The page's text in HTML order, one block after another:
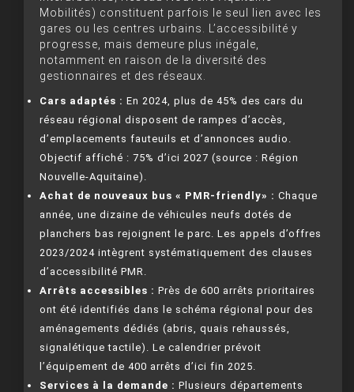
Mobilités) constituent parfois le seul lien avec les
gares ou les centres urbains. L’accessibilité y
progresse, mais demeure plus inégale,
notamment en raison de la diversité des
gestionnaires et des réseaux.
Cars adaptés : En 2024, plus de 45% des cars du
réseau régional disposent de rampes d’accès,
d’emplacements fauteuils et d’annonces audio.
Objectif affiché : 75% d’ici 2027 (source : Région
Nouvelle-Aquitaine).
Achat de nouveaux bus « PMR-friendly» : Chaque
année, une dizaine de véhicules neufs dotés de
planchers bas rejoignent le parc. Les appels d’offres
2023/2024 intègrent systématiquement des clauses
d’accessibilité PMR.
Arrêts accessibles : Près de 600 arrêts prioritaires
ont été identifiés dans le schéma régional pour des
aménagements dédiés (abris, quais rehaussés,
signalétique tactile). Le calendrier prévoit
l’équipement de 400 arrêts d’ici fin 2025.
Services à la demande : Plusieurs départements